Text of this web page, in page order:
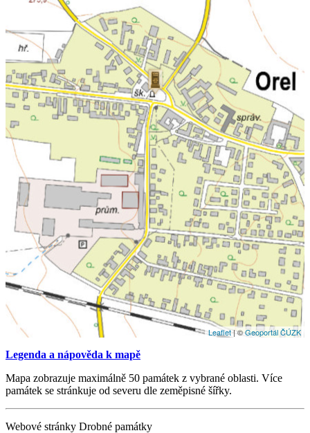
Leaflet| ©Geoportál ČÚZK
Legenda a nápověda k mapě
Mapa zobrazuje maximálně 50 památek z vybrané oblasti. Více
památek se stránkuje od severu dle zeměpisné šířky.
Webové stránky Drobné památky